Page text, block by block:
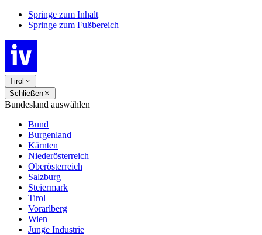
Springe zum Inhalt
Springe zum Fußbereich
Tirol
Schließen
Bundesland auswählen
Bund
Burgenland
Kärnten
Niederösterreich
Oberösterreich
Salzburg
Steiermark
Tirol
Vorarlberg
Wien
Junge Industrie